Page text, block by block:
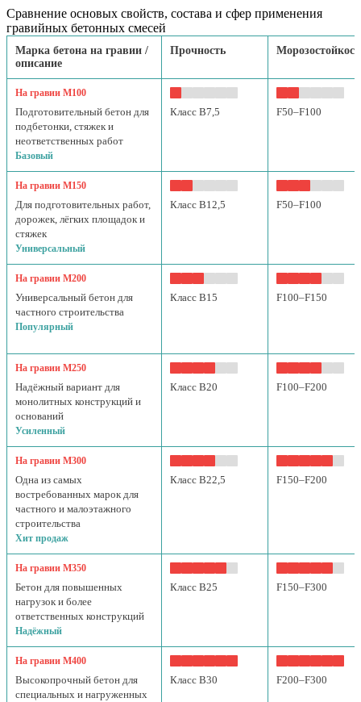
Сравнение основых свойств, состава и сфер применения
гравийных бетонных смесей
Марка бетона на гравии /
описание
Прочность
На гравии М100
Подготовительный бетон для
подбетонки, стяжек и
неответственных работ
Базовый
Класс B7,5 F50–F100
На гравии М150
Для подготовительных работ,
дорожек, лёгких площадок и
стяжек
Универсальный
Класс B12,5 F50–F100
На гравии М200
Универсальный бетон для
частного строительства
Популярный
Класс B15 F100–F150
На гравии М250
Надёжный вариант для
монолитных конструкций и
оснований
Усиленный
Класс B20 F100–F200
На гравии М300
Одна из самых
востребованных марок для
частного и малоэтажного
строительства
Хит продаж
Класс B22,5 F150–F200
На гравии М350
Бетон для повышенных
нагрузок и более
ответственных конструкций
Надёжный
Класс B25 F150–F300
На гравии М400
Высокопрочный бетон для
специальных и нагруженных
Класс B30 F200–F300